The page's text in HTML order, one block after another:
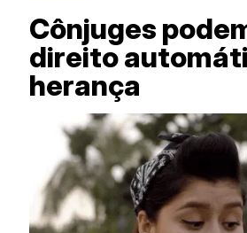
Cônjuges
direito
herança